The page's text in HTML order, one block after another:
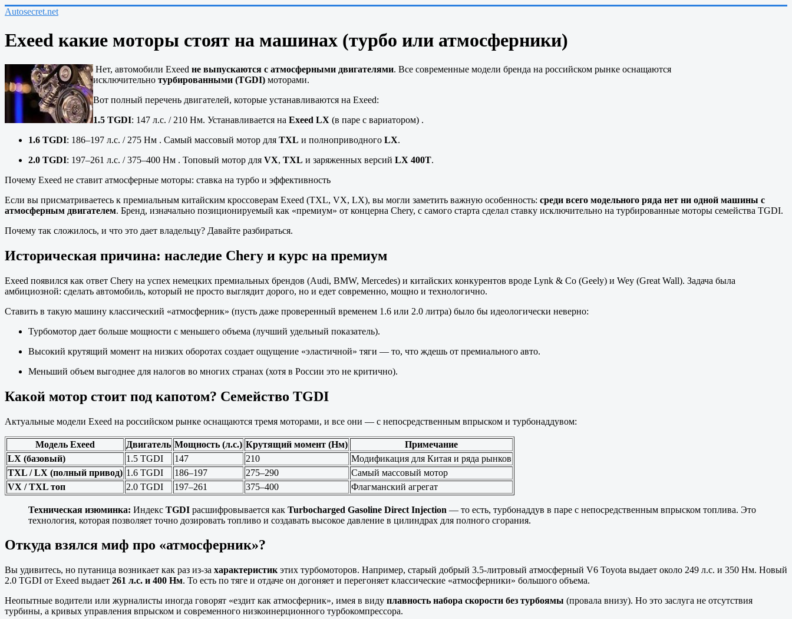
Autosecret.net
Exeed какие моторы стоят на машинах (турбо или атмосферники)
Нет, автомобили Exeed не выпускаются с атмосферными двигателями. Все современные модели бренда на российском рынке оснащаются
исключительно турбированными (TGDI) моторами.
Вот полный перечень двигателей, которые устанавливаются на Exeed:
1.5 TGDI: 147 л.с. / 210 Нм. Устанавливается на Exeed LX (в паре с вариатором) .
1.6 TGDI: 186–197 л.с. / 275 Нм . Самый массовый мотор для TXL и полноприводного LX.
2.0 TGDI: 197–261 л.с. / 375–400 Нм . Топовый мотор для VX, TXL и заряженных версий LX 400T.
Почему Exeed не ставит атмосферные моторы: ставка на турбо и эффективность
Если вы присматриваетесь к премиальным китайским кроссоверам Exeed (TXL, VX, LX), вы могли заметить важную особенность: среди всего модельного ряда нет ни одной машины с
атмосферным двигателем. Бренд, изначально позиционируемый как «премиум» от концерна Chery, с самого старта сделал ставку исключительно на турбированные моторы семейства TGDI.
Почему так сложилось, и что это дает владельцу? Давайте разбираться.
Историческая причина: наследие Chery и курс на премиум
Exeed появился как ответ Chery на успех немецких премиальных брендов (Audi, BMW, Mercedes) и китайских конкурентов вроде Lynk & Co (Geely) и Wey (Great Wall). Задача была
амбициозной: сделать автомобиль, который не просто выглядит дорого, но и едет современно, мощно и технологично.
Ставить в такую машину классический «атмосферник» (пусть даже проверенный временем 1.6 или 2.0 литра) было бы идеологически неверно:
Турбомотор дает больше мощности с меньшего объема (лучший удельный показатель).
Высокий крутящий момент на низких оборотах создает ощущение «эластичной» тяги — то, что ждешь от премиального авто.
Меньший объем выгоднее для налогов во многих странах (хотя в России это не критично).
Какой мотор стоит под капотом? Семейство TGDI
Актуальные модели Exeed на российском рынке оснащаются тремя моторами, и все они — с непосредственным впрыском и турбонаддувом:
Модель Exeed Двигатель Мощность (л.с.) Крутящий момент (Нм)
Примечание
LX (базовый)
1.5 TGDI 147 210
Модификация для Китая и ряда рынков
TXL / LX (полный привод) 1.6 TGDI 186–197 275–290
Самый массовый мотор
VX / TXL топ
2.0 TGDI 197–261 375–400 Флагманский агрегат
Техническая изюминка: Индекс TGDI расшифровывается как Turbocharged Gasoline Direct Injection — то есть, турбонаддув в паре с непосредственным впрыском топлива. Это
технология, которая позволяет точно дозировать топливо и создавать высокое давление в цилиндрах для полного сгорания.
Откуда взялся миф про «атмосферник»?
Вы удивитесь, но путаница возникает как раз из-за характеристик этих турбомоторов. Например, старый добрый 3.5-литровый атмосферный V6 Toyota выдает около 249 л.с. и 350 Нм. Новый
2.0 TGDI от Exeed выдает 261 л.с. и 400 Нм. То есть по тяге и отдаче он догоняет и перегоняет классические «атмосферники» большого объема.
Неопытные водители или журналисты иногда говорят «ездит как атмосферник», имея в виду плавность набора скорости без турбоямы (провала внизу). Но это заслуга не отсутствия
турбины, а кривых управления впрыском и современного низкоинерционного турбокомпрессора.